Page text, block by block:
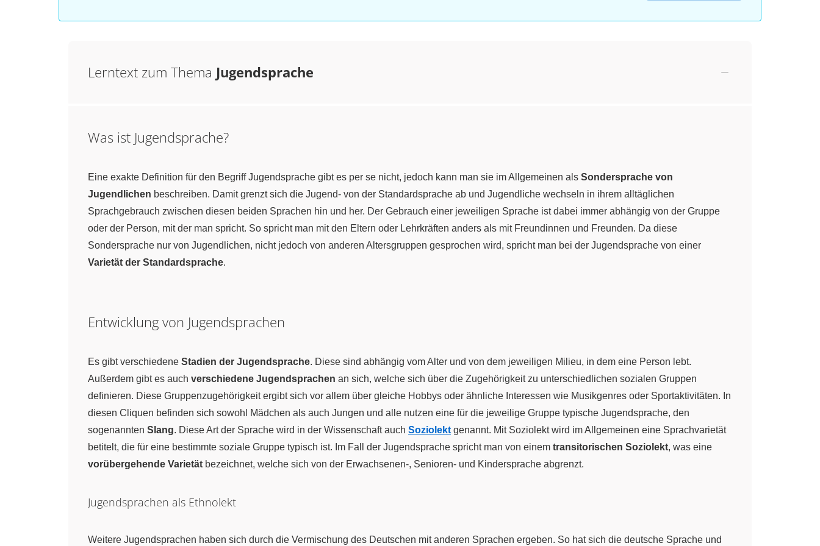
Lerntext zum Thema Jugendsprache
Was ist Jugendsprache?
Eine exakte Definition für den Begriff Jugendsprache gibt es per se nicht, jedoch kann man sie im Allgemeinen als Sondersprache von
Jugendlichen beschreiben. Damit grenzt sich die Jugend- von der Standardsprache ab und Jugendliche wechseln in ihrem alltäglichen
Sprachgebrauch zwischen diesen beiden Sprachen hin und her. Der Gebrauch einer jeweiligen Sprache ist dabei immer abhängig von der Gruppe
oder der Person, mit der man spricht. So spricht man mit den Eltern oder Lehrkräften anders als mit Freundinnen und Freunden. Da diese
Sondersprache nur von Jugendlichen, nicht jedoch von anderen Altersgruppen gesprochen wird, spricht man bei der Jugendsprache von einer
Varietät der Standardsprache.
Entwicklung von Jugendsprachen
Es gibt verschiedene Stadien der Jugendsprache. Diese sind abhängig vom Alter und von dem jeweiligen Milieu, in dem eine Person lebt.
Außerdem gibt es auch verschiedene Jugendsprachen an sich, welche sich über die Zugehörigkeit zu unterschiedlichen sozialen Gruppen
definieren. Diese Gruppenzugehörigkeit ergibt sich vor allem über gleiche Hobbys oder ähnliche Interessen wie Musikgenres oder Sportaktivitäten. In
diesen Cliquen befinden sich sowohl Mädchen als auch Jungen und alle nutzen eine für die jeweilige Gruppe typische Jugendsprache, den
sogenannten Slang. Diese Art der Sprache wird in der Wissenschaft auch Soziolekt genannt. Mit Soziolekt wird im Allgemeinen eine Sprachvarietät
betitelt, die für eine bestimmte soziale Gruppe typisch ist. Im Fall der Jugendsprache spricht man von einem transitorischen Soziolekt, was eine
vorübergehende Varietät bezeichnet, welche sich von der Erwachsenen-, Senioren- und Kindersprache abgrenzt.
Jugendsprachen als Ethnolekt
Weitere Jugendsprachen haben sich durch die Vermischung des Deutschen mit anderen Sprachen ergeben. So hat sich die deutsche Sprache und